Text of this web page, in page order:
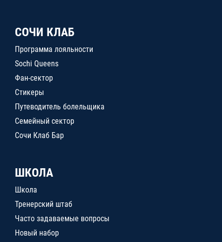
СОЧИ КЛАБ
Программа лояльности
Sochi Queens
Фан-сектор
Стикеры
Путеводитель болельщика
Семейный сектор
Сочи Клаб Бар
ШКОЛА
Школа
Тренерский штаб
Часто задаваемые вопросы
Новый набор